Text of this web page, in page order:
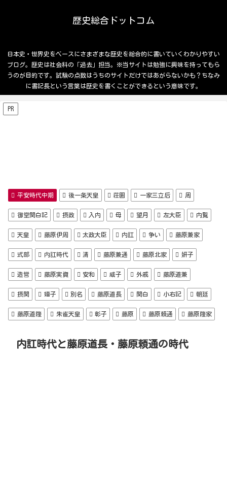
歴史総合ドットコム
日本史・世界史をベースにさまざまな歴史を総合的に書いていくわかりやすい
ブログ。歴史は社会科の「過去」担当。※当サイトは勉強に興味を持ってもら
うのが目的です。試験の点数はうちのサイトだけではあがらないかも？ちなみ
に書記長という言葉は歴史を書くことができるという意味です。
PR
平安時代中期 後一条天皇 荘園 一家三立后 周
御堂関白記 摂政 入内 母 望月 左大臣 内覧
天皇 藤原伊周 太政大臣 内訌 争い 藤原兼家
式部 内訌時代 清 藤原兼通 藤原北家 妍子
造営 藤原実資 安和 威子 外戚 藤原道兼
摂関 嬉子 別名 藤原道長 関白 小右記 朝廷
藤原道隆 朱雀天皇 彰子 藤原 藤原頼通 藤原隆家
内訌時代と藤原道長・藤原頼通の時代